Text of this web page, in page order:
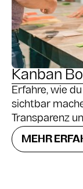
Kanban
Erfahre, wie
sichtbar
Transparenz
MEHR